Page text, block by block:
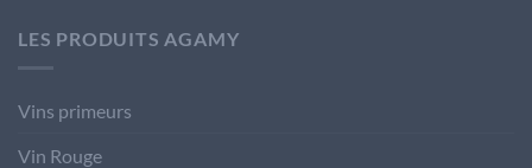
LES PRODUITS AGAMY
Vins primeurs
Vin Rouge